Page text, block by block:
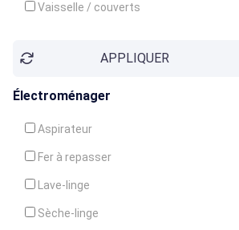
Vaisselle / couverts
Congélateur
APPLIQUER
Électroménager
Aspirateur
Fer à repasser
Lave-linge
Sèche-linge